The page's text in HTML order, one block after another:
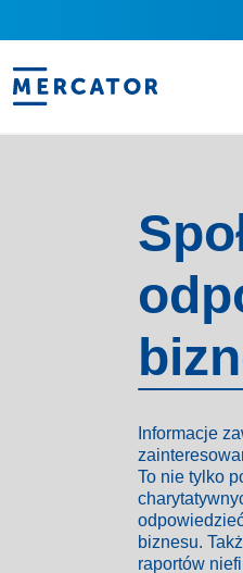
Informacje
To nie tylko
biznesu.
raportów